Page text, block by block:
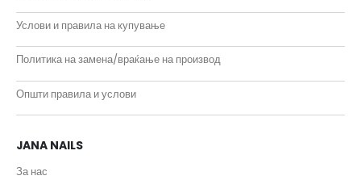
Услови и правила на купување
Политика на замена/враќање на производ
Општи правила и услови
JANA NAILS
За нас